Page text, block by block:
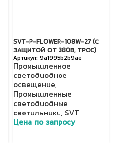
SVT-P-FLOWER-108W-27 (С
ЗАЩИТОЙ ОТ 380В, ТРОС)
9a1995b2b9ae
Промышленное
светодиодное
освещение,
Промышленные
светодиодные
светильники, SVT
Цена по запросу